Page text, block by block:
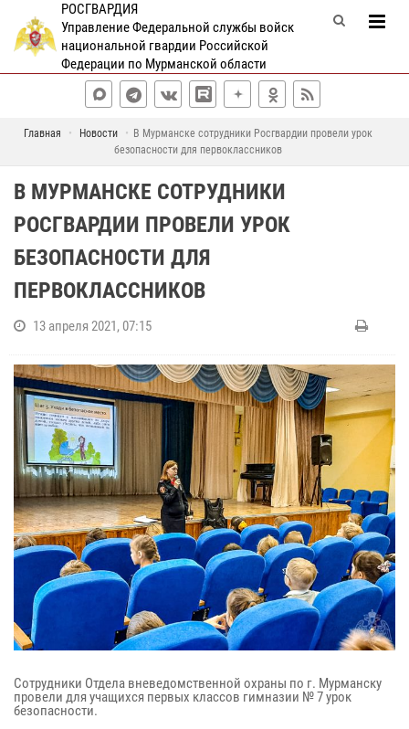
РОСГВАРДИЯ
Управление Федеральной службы войск
национальной гвардии Российской
Федерации по Мурманской области
Главная Новости
В Мурманске сотрудники Росгвардии провели урок
безопасности для первоклассников
В МУРМАНСКЕ СОТРУДНИКИ
РОСГВАРДИИ ПРОВЕЛИ УРОК
БЕЗОПАСНОСТИ ДЛЯ
ПЕРВОКЛАССНИКОВ
13 апреля 2021, 07:15
Сотрудники Отдела вневедомственной охраны по г. Мурманску
провели для учащихся первых классов гимназии № 7 урок
безопасности.